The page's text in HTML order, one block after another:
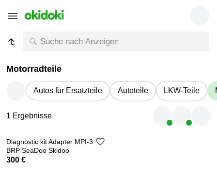
Motorradteile
Autos für Ersatzteile Autoteile LKW-Teile
1 Ergebnisse
Diagnostic kit Adapter MPI-3
BRP SeaDoo Skidoo
300 €